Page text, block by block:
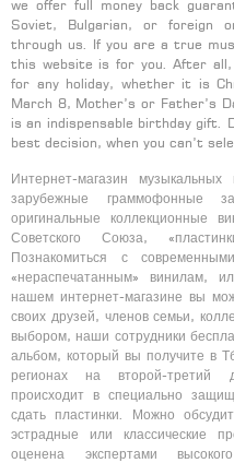
we offer full money back
Soviet, Bulgarian, or foreign
through us. If you are a true
this website is for you. After
for any holiday, whether it is
March 8, Mother’s or Father’s
is an indispensable birthday gift.
best decision, when you can’t
Интернет-магазин
зарубежные граммофонные
оригинальные коллекционные
Советского Союза,
Познакомиться с
«нераспечатанным» винилам,
нашем интернет-магазине вы
своих друзей, членов семьи,
выбором, наши сотрудники
альбом, который вы получите в
регионах на второй-третий
происходит в специально
сдать пластинки. Можно
эстрадные или классические
оценена экспертами